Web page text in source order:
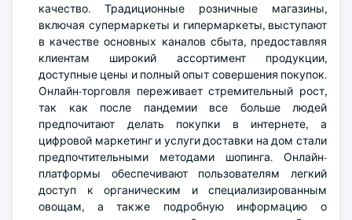
качество. Традиционные розничные магазины,
включая супермаркеты и гипермаркеты, выступают
в качестве основных каналов сбыта, предоставляя
клиентам широкий ассортимент продукции,
доступные цены и полный опыт совершения покупок.
Онлайн-торговля переживает стремительный рост,
так как после пандемии все больше людей
предпочитают делать покупки в интернете, а
цифровой маркетинг и услуги доставки на дом стали
предпочтительными методами шопинга. Онлайн-
платформы обеспечивают пользователям легкий
доступ к органическим и специализированным
овощам, а также подробную информацию о